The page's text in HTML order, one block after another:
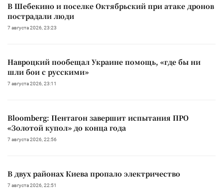
В Шебекино и поселке Октябрьский при атаке дронов
пострадали люди
7 августа 2026, 23:23
Навроцкий пообещал Украине помощь, «где бы ни
шли бои с русскими»
7 августа 2026, 23:11
Bloomberg: Пентагон завершит испытания ПРО
«Золотой купол» до конца года
7 августа 2026, 22:56
В двух районах Киева пропало электричество
7 августа 2026, 22:51